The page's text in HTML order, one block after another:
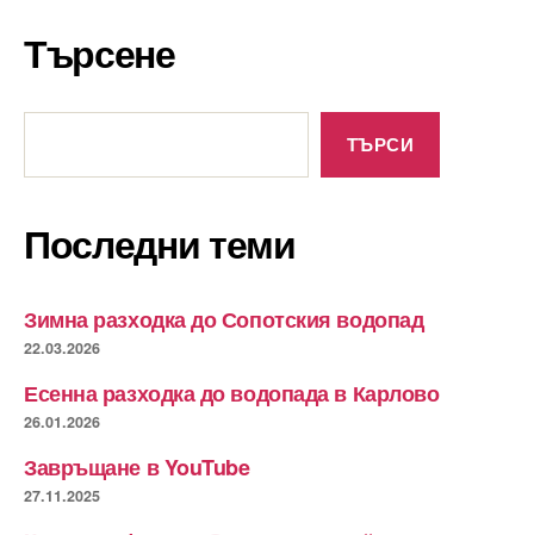
Търсене
ТЪРСИ
Последни теми
Зимна разходка до Сопотския водопад
22.03.2026
Есенна разходка до водопада в Карлово
26.01.2026
Завръщане в YouTube
27.11.2025